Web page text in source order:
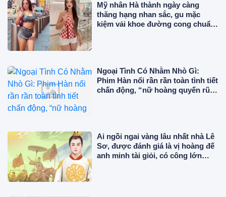
Mỹ nhân Hà thành ngày càng
thăng hạng nhan sắc, gu mặc
kiệm vải khoe đường cong chuẩn
Ngoại Tình Có Nhằm Nhò Gì:
Phim Hàn nổi rần rần toàn tình tiết
chấn động, “nữ hoàng quyến rũ”
Ai ngồi ngai vàng lâu nhất nhà Lê
Sơ, được đánh giá là vị hoàng đế
anh minh tài giỏi, có công lớn